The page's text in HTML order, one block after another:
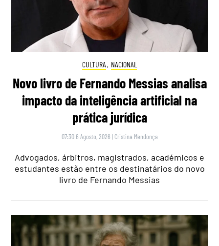
CULTURA , NACIONAL
Novo livro de Fernando Messias analisa
impacto da inteligência artificial na
prática jurídica
07:30 6 Agosto, 2026 | Cristina Mendonça
Advogados, árbitros, magistrados, académicos e
estudantes estão entre os destinatários do novo
livro de Fernando Messias